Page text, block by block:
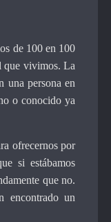
de 100 en 100
que vivimos. La
una persona en
o conocido ya
ofrecernos por
si estábamos
que no.
encontrado un